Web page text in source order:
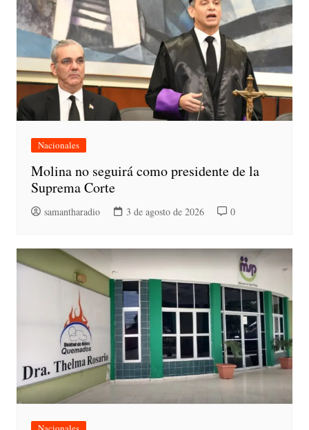
Nacionales
Molina no seguirá como presidente de la
Suprema Corte
samantharadio 3 de agosto de 2026 0